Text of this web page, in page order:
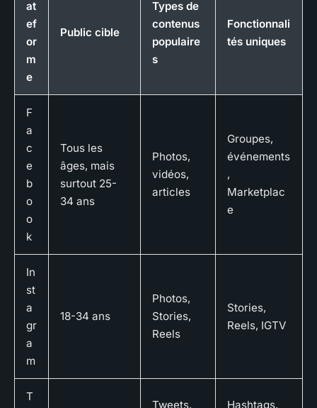
at
ef
or
m
e
Public cible
Types de
contenus
populaire
s
Fonctionnali
tés uniques
F
a
c
e
b
o
o
k
Tous les
âges, mais
surtout 25-
34 ans
Photos,
vidéos,
articles
Groupes,
événements
,
Marketplac
e
In
st
a
gr
a
m
18-34 ans
Photos,
Stories,
Reels
Stories,
Reels, IGTV
T
Tweets,
Hashtags,